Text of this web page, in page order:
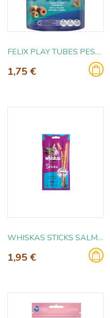
FELIX PLAY TUBES PESCADO 50GR
1,75 €
WHISKAS STICKS SALMON 3X18GR
1,95 €